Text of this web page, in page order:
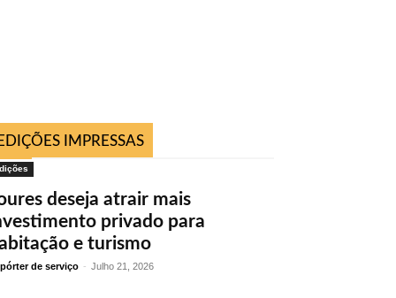
EDIÇÕES IMPRESSAS
deseja atrair mais
privado para
e turismo
de serviço - Julho 21, 2026